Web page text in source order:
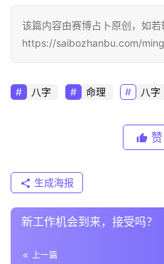
该篇内容由赛博占卜原创，如若
https://saibozhanbu.com/
八字 命理 八字
赞
生成海报
新工作机会到来，接受吗？
上一篇